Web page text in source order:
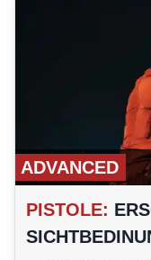
ADVANCED
PISTOLE: